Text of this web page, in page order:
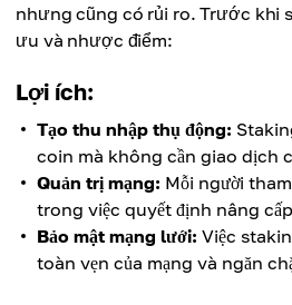
nhưng cũng có rủi ro. Trước khi
ưu và nhược điểm:
Lợi ích:
Tạo thu nhập thụ động:
coin mà không cần giao dịch
Quản trị mạng: Mỗi người
trong việc quyết định nâng
Bảo mật mạng lưới: Việc
toàn vẹn của mạng và ngăn